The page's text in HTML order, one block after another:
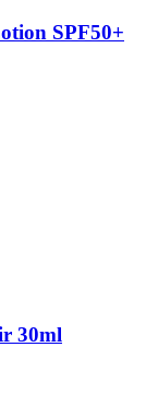
SPF50+
30ml